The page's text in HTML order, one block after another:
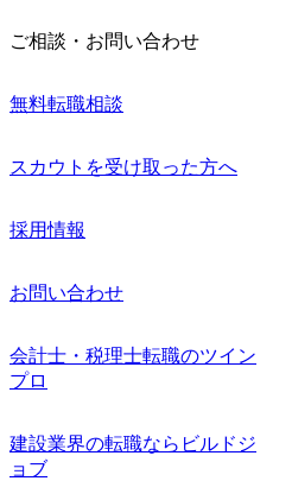
ご相談・お問い合わせ
無料転職相談
スカウトを受け取った方へ
採用情報
お問い合わせ
会計士・税理士転職のツイン
プロ
建設業界の転職ならビルドジ
ョブ